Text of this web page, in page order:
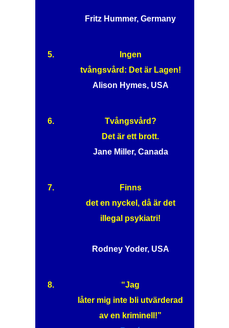
Fritz Hummer, Germany
5.
Ingen
tvångsvård: Det är Lagen!
Alison Hymes, USA
6.
Tvångsvård?
Det är ett brott.
Jane Miller, Canada
7.
Finns
det en nyckel, då är det
illegal psykiatri!
Rodney Yoder, USA
8.
“Jag
låter mig inte bli utvärderad
av en kriminell!”